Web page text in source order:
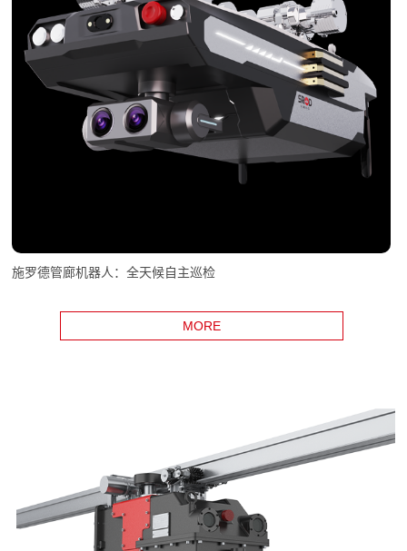
施罗德管廊机器人：全天候自主巡检
MORE